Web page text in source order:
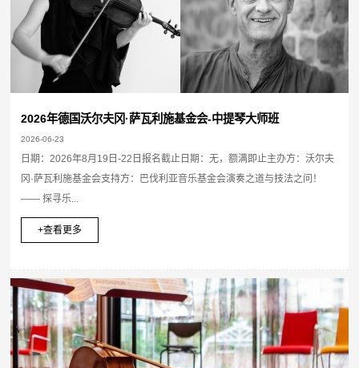
2026年德国沃尔夫冈·萨瓦利施基金会-中提琴大师班
2026-06-23
日期：2026年8月19日-22日报名截止日期：无，额满即止主办方：沃尔夫
冈·萨瓦利施基金会支持方：巴伐利亚音乐基金会演奏之道与技法之问！
—— 探寻乐...
+查看更多